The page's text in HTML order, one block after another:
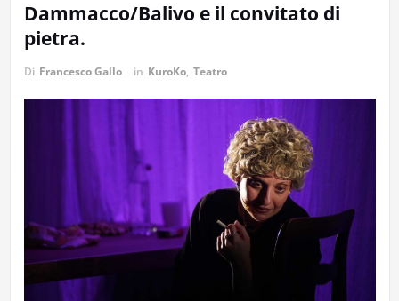
Dammacco/Balivo e il convitato di
pietra.
Di Francesco Gallo in KuroKo, Teatro